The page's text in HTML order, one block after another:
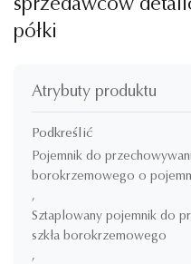
sprzedawców
półki
Atrybuty produktu
Podkreślić
Pojemnik do
borokrzemowego o
,
Sztaplowany pojemnik do
szkła borokrzemowego
,